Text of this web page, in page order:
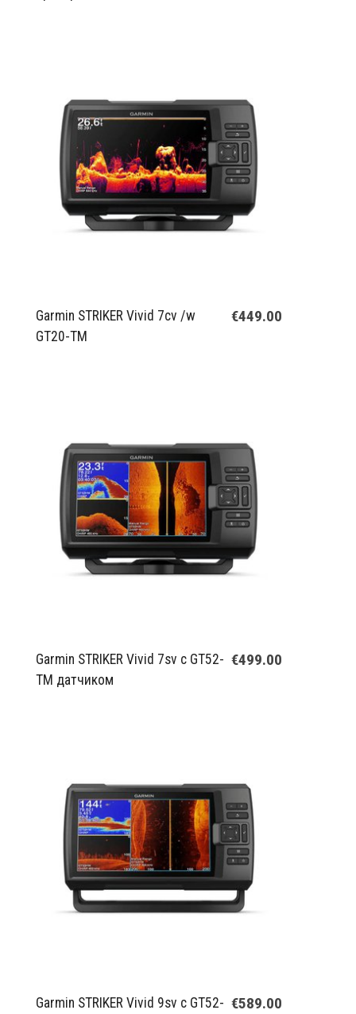
Garmin STRIKER Vivid 7cv /w
GT20-TM
€449.00
Garmin STRIKER Vivid 7sv с GT52-
TM датчиком
€499.00
Garmin STRIKER Vivid 9sv с GT52- €589.00